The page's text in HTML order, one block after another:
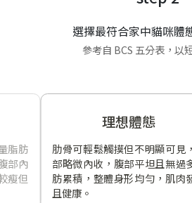
選擇最符合家中貓咪體
參考自 BCS 五分表，以
脂肪
部內
瘦但
理想體態
肋骨可輕鬆觸摸但不明顯可見
部略微內收，腹部平坦且無過
肪累積，整體身形均勻，肌肉
且健康。